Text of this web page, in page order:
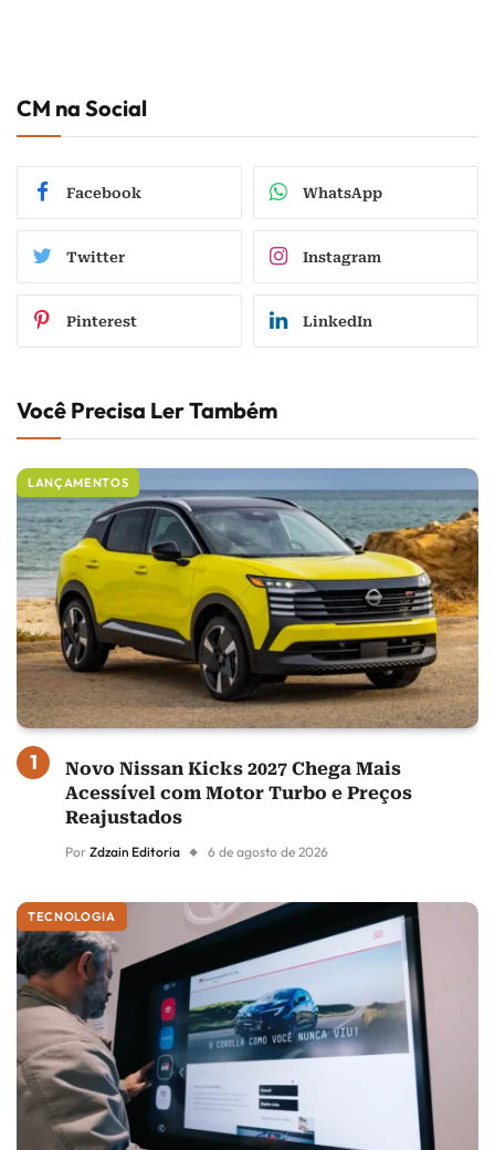
CM na Social
Facebook WhatsApp
Twitter Instagram
Pinterest LinkedIn
Você Precisa Ler Também
LANÇAMENTOS
Novo Nissan Kicks 2027 Chega Mais
Acessível com Motor Turbo e Preços
Reajustados
Por Zdzain Editoria 6 de agosto de 2026
TECNOLOGIA